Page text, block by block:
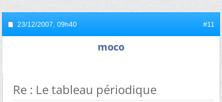
23/12/2007, 09h40 #11
moco
Re : Le tableau périodique